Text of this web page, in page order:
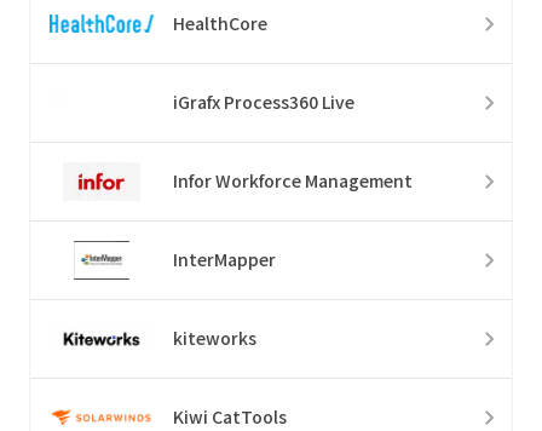
HealthCore
iGrafx Process360 Live
Infor Workforce Management
InterMapper
kiteworks
Kiwi CatTools